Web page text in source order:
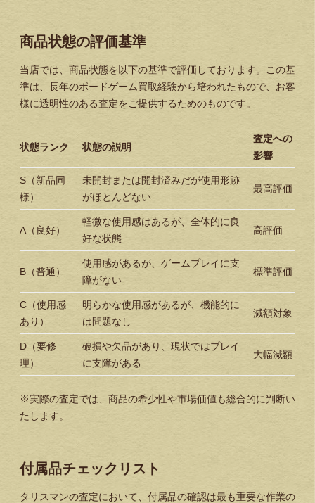
商品状態の評価基準
当店では、商品状態を以下の基準で評価しております。この基
準は、長年のボードゲーム買取経験から培われたもので、お客
様に透明性のある査定をご提供するためのものです。
状態ランク 状態の説明
査定への
影響
S（新品同
様）
未開封または開封済みだが使用形跡
がほとんどない
最高評価
A（良好）
軽微な使用感はあるが、全体的に良
好な状態
高評価
B（普通）
使用感があるが、ゲームプレイに支
障がない
標準評価
C（使用感
あり）
明らかな使用感があるが、機能的に
は問題なし
減額対象
D（要修
理）
破損や欠品があり、現状ではプレイ
に支障がある
大幅減額
※実際の査定では、商品の希少性や市場価値も総合的に判断い
たします。
付属品チェックリスト
タリスマンの査定において、付属品の確認は最も重要な作業の